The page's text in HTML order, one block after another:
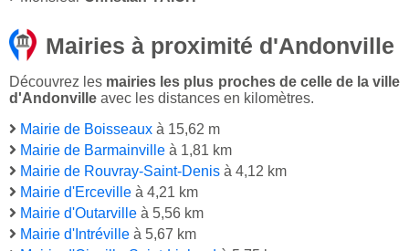
Mairies à proximité d'Andonville
Découvrez les mairies les plus proches de celle de la ville
d'Andonville avec les distances en kilomètres.
Mairie de Boisseaux à 15,62 m
Mairie de Barmainville à 1,81 km
Mairie de Rouvray-Saint-Denis à 4,12 km
Mairie d'Erceville à 4,21 km
Mairie d'Outarville à 5,56 km
Mairie d'Intréville à 5,67 km